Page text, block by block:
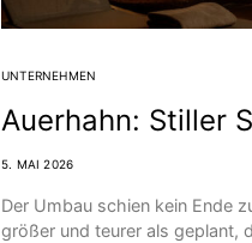
UNTERNEHMEN
Auerhahn: Stiller
5. MAI 2026
Der Umbau schien kein Ende
größer und teurer als geplant,